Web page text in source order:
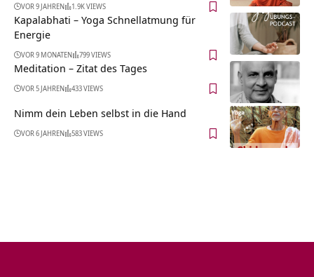
VOR 9 JAHREN 1.9K VIEWS
Kapalabhati – Yoga Schnellatmung für
Energie
VOR 9 MONATEN 799 VIEWS
Meditation – Zitat des Tages
VOR 5 JAHREN 433 VIEWS
Nimm dein Leben selbst in die Hand
VOR 6 JAHREN 583 VIEWS